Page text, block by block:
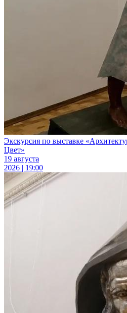
Экскурсия по выставке
Цвет»
19 августа
2026 | 19:00